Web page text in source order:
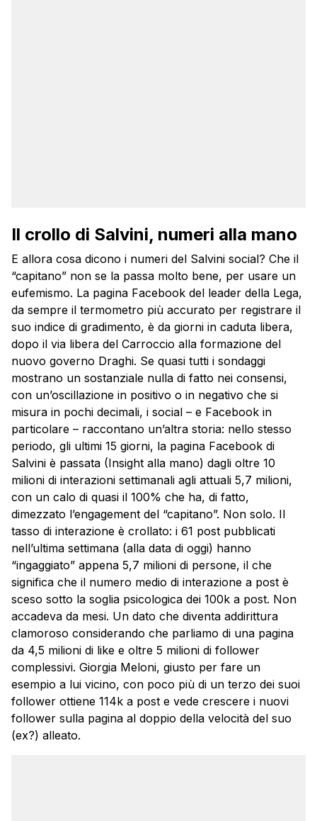
Il crollo di Salvini, numeri alla mano
E allora cosa dicono i numeri del Salvini social? Che il
“capitano” non se la passa molto bene, per usare un
eufemismo. La pagina Facebook del leader della Lega,
da sempre il termometro più accurato per registrare il
suo indice di gradimento, è da giorni in caduta libera,
dopo il via libera del Carroccio alla formazione del
nuovo governo Draghi. Se quasi tutti i sondaggi
mostrano un sostanziale nulla di fatto nei consensi,
con un’oscillazione in positivo o in negativo che si
misura in pochi decimali, i social – e Facebook in
particolare – raccontano un’altra storia: nello stesso
periodo, gli ultimi 15 giorni, la pagina Facebook di
Salvini è passata (Insight alla mano) dagli oltre 10
milioni di interazioni settimanali agli attuali 5,7 milioni,
con un calo di quasi il 100% che ha, di fatto,
dimezzato l’engagement del “capitano”. Non solo. Il
tasso di interazione è crollato: i 61 post pubblicati
nell’ultima settimana (alla data di oggi) hanno
“ingaggiato” appena 5,7 milioni di persone, il che
significa che il numero medio di interazione a post è
sceso sotto la soglia psicologica dei 100k a post. Non
accadeva da mesi. Un dato che diventa addirittura
clamoroso considerando che parliamo di una pagina
da 4,5 milioni di like e oltre 5 milioni di follower
complessivi. Giorgia Meloni, giusto per fare un
esempio a lui vicino, con poco più di un terzo dei suoi
follower ottiene 114k a post e vede crescere i nuovi
follower sulla pagina al doppio della velocità del suo
(ex?) alleato.